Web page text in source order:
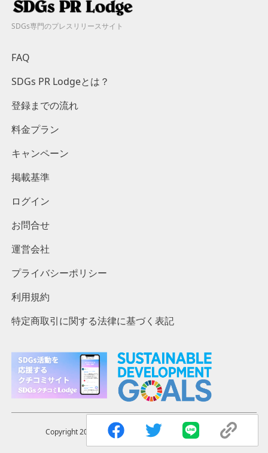
SDGs専門のプレスリリースサイト
FAQ
SDGs PR Lodgeとは？
登録までの流れ
料金プラン
キャンペーン
掲載基準
ログイン
お問合せ
運営会社
プライバシーポリシー
利用規約
特定商取引に関する法律に基づく表記
Copyright 2023 ©︎ The Lodges. Inc. All rights reserved